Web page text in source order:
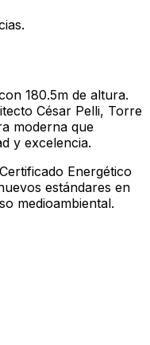
180.5m de altura.
César Pelli, Torre
moderna que
y excelencia.
Energético
estándares en
medioambiental.